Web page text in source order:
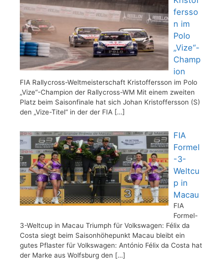
fersso
n im
Polo
„Vize“-
Champ
ion
FIA Rallycross-Weltmeisterschaft Kristoffersson im Polo
„Vize“-Champion der Rallycross-WM Mit einem zweiten
Platz beim Saisonfinale hat sich Johan Kristoffersson (S)
den „Vize-Titel“ in der der FIA […]
FIA
Formel
-3-
Weltcu
p in
Macau
FIA
Formel-
3-Weltcup in Macau Triumph für Volkswagen: Félix da
Costa siegt beim Saisonhöhepunkt Macau bleibt ein
gutes Pflaster für Volkswagen: António Félix da Costa hat
der Marke aus Wolfsburg den […]